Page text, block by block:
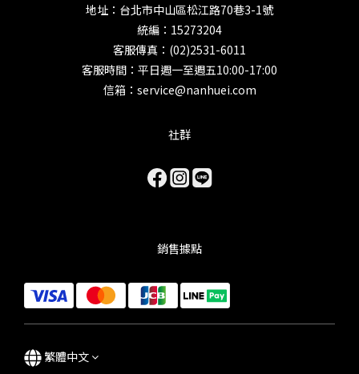
地址：台北市中山區松江路70巷3-1號
統編：15273204
客服傳真：(02)2531-6011
客服時間：平日週一至週五10:00-17:00
信箱：service@nanhuei.com
社群
銷售據點
繁體中文